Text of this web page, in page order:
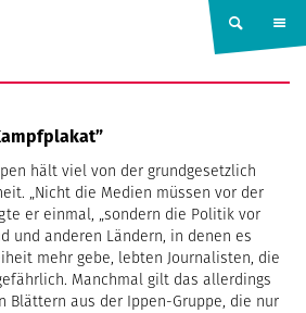
hält viel von der grundgesetzlich
„Nicht die Medien müssen vor der
er einmal, „sondern die Politik vor
und anderen Ländern, in denen es
mehr gebe, lebten Journalisten, die
Manchmal gilt das allerdings
Blättern aus der Ippen-Gruppe, die nur